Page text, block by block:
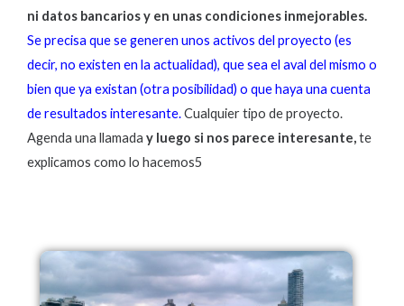
ni datos bancarios y en unas condiciones inmejorables.
Se precisa que se generen unos activos del proyecto (es
decir, no existen en la actualidad), que sea el aval del mismo o
bien que ya existan (otra posibilidad) o que haya una cuenta
de resultados interesante.Cualquier tipo de proyecto.
Agenda una llamada y luego si nos parece interesante,te
explicamos como lo hacemos5